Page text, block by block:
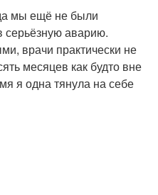
мы ещё не были
аварию.
врачи практически не
месяцев как будто вне
я одна тянула на себе